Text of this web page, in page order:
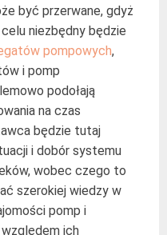
być przerwane, gdyż
niezbędny będzie
pompowych,
i pomp
podołają
na czas
będzie tutaj
i dobór systemu
wobec czego to
szerokiej wiedzy w
pomp i
ich